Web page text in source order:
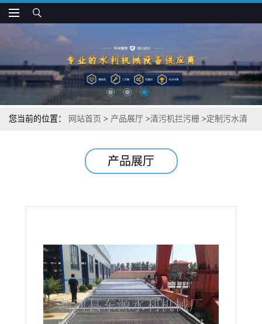
您当前的位置： 网站首页 > 产品展厅 >清污机拦污栅 >定制污水清
产品展厅